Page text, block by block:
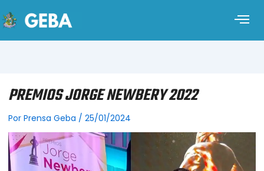
PREMIOS JORGE NEWBERY 2022
Por Prensa Geba / 25/01/2024